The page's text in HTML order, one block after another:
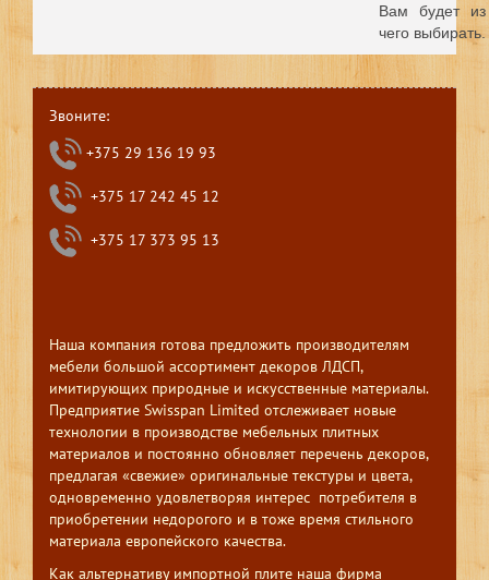
Вам будет из
чего выбирать.
Звоните:
+375 29 136 19 93
+375 17 242 45 12
+375 17 373 95 13
Наша компания готова предложить производителям
мебели большой ассортимент декоров ЛДСП,
имитирующих природные и искусственные материалы.
Предприятие Swisspan Limited отслеживает новые
технологии в производстве мебельных плитных
материалов и постоянно обновляет перечень декоров,
предлагая «свежие» оригинальные текстуры и цвета,
одновременно удовлетворяя интерес потребителя в
приобретении недорогого и в тоже время стильного
материала европейского качества.
Как альтернативу импортной плите наша фирма